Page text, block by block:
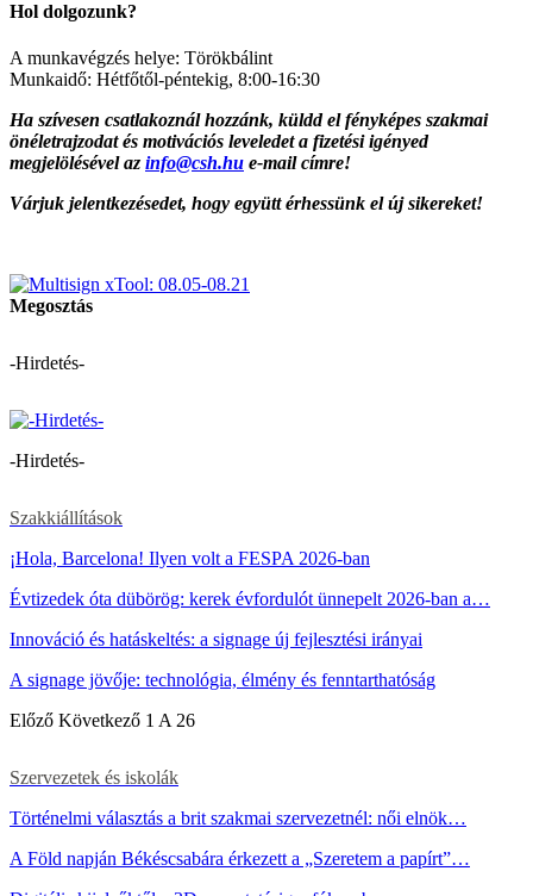
Hol dolgozunk?
A munkavégzés helye: Törökbálint
Munkaidő: Hétfőtől-péntekig, 8:00-16:30
Ha szívesen csatlakoznál hozzánk, küldd el fényképes szakmai
önéletrajzodat és motivációs leveledet a fizetési igényed
megjelölésével az info@csh.hu e-mail címre!
Várjuk jelentkezésedet, hogy együtt érhessünk el új sikereket!
Megosztás
-Hirdetés-
-Hirdetés-
Szakkiállítások
¡Hola, Barcelona! Ilyen volt a FESPA 2026-ban
Évtizedek óta dübörög: kerek évfordulót ünnepelt 2026-ban a…
Innováció és hatáskeltés: a signage új fejlesztési irányai
A signage jövője: technológia, élmény és fenntarthatóság
Előző Következő 1 A 26
Szervezetek és iskolák
Történelmi választás a brit szakmai szervezetnél: női elnök…
A Föld napján Békéscsabára érkezett a „Szeretem a papírt”…